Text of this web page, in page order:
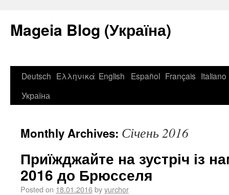
Mageia Blog (Україна)
Deutsch Ελληνικά English Español Français Italiano
Україна
Monthly Archives: Січень 2016
Приїжджайте на зустріч із
2016 до Брюсселя
Posted on 18.01.2016byyurchor